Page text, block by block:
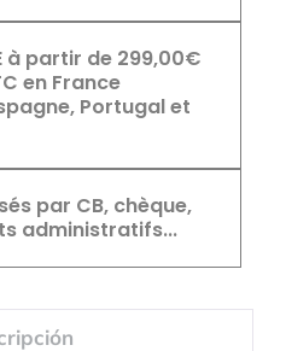
à partir de 299,00€
en France
Portugal et
par CB, chèque,
administratifs...